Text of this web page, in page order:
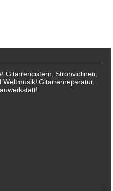
Gitarrencistern, Strohviolinen,
Gitarrenreparatur,